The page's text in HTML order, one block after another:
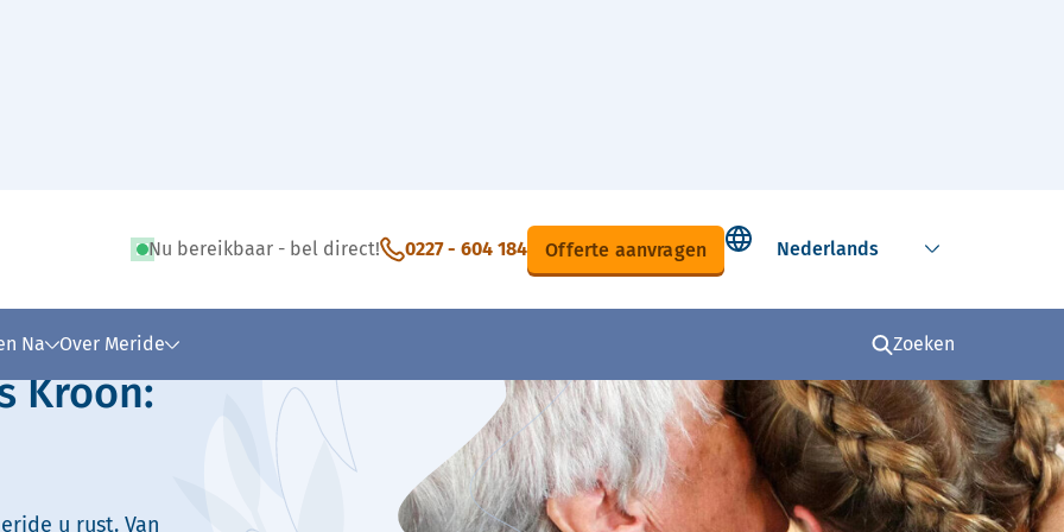
Nu bereikbaar - bel direct! 0227 - 604 184 Offerte aanvragen
Select language
Na Over Meride Zoeken
tekst
Kroon:
u rust. Van